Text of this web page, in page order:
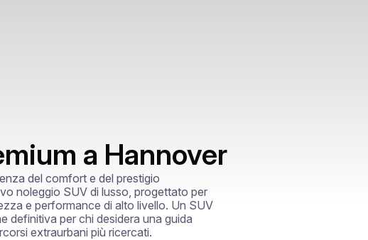
a Hannover
del comfort e del prestigio
noleggio SUV di lusso, progettato per
e performance di alto livello. Un SUV
definitiva per chi desidera una guida
extraurbani più ricercati.